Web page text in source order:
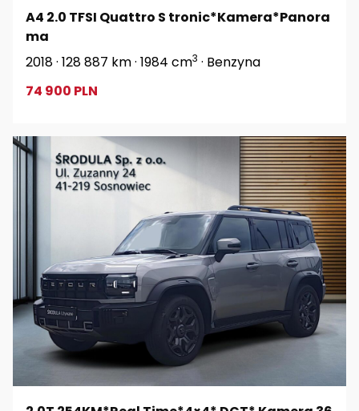
A4 2.0 TFSI Quattro S tronic*Kamera*Panora
ma
2018 · 128 887 km · 1984 cm3 · Benzyna
74 900 PLN